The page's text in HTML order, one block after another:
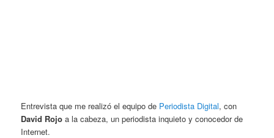
Entrevista que me realizó el equipo de Periodista Digital, con
David Rojo a la cabeza, un periodista inquieto y conocedor de
Internet.